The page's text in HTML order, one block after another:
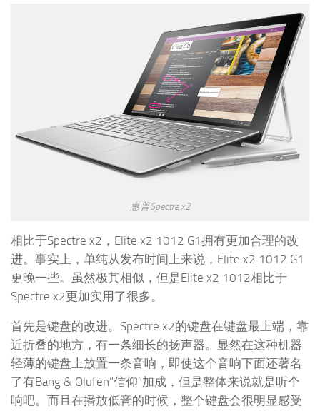
惠普Spectre x2
相比于Spectre x2，Elite x2 1012 G1拥有更加合理的改
进。事实上，单纯从发布时间上来说，Elite x2 1012 G1
更晚一些。虽然极其相似，但是Elite x2 1012相比于
Spectre x2更加实用了很多。
首先是键盘的改进。Spectre x2的键盘在键盘最上端，靠
近折叠的地方，有一条细长的扬声器。显然在这种机器
轻薄的键盘上放置一条音响，即使这个音响下面还著名
了有Bang & Olufen“信仰”加成，但是整体来说就是听个
响吧。而且在播放低音的时候，整个键盘会很明显感受